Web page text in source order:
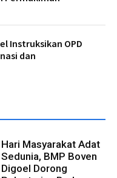
Instruksikan OPD
dan
Hari Masyarakat Adat
Sedunia, BMP Boven
Digoel Dorong